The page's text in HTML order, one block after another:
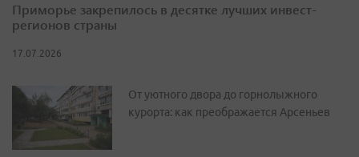
Приморье закрепилось в десятке лучших инвест-
регионов страны
17.07.2026
От уютного двора до горнолыжного
курорта: как преображается Арсеньев